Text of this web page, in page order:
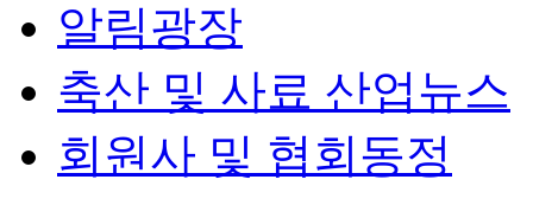
알림광장
축산 및 사료 산업뉴스
회원사 및 협회동정